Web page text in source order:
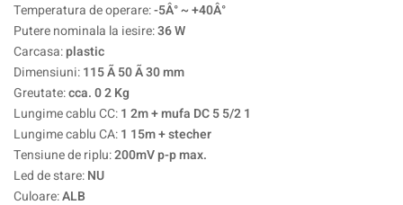
Temperatura de operare:-5Â° ~ +40Â°
Putere nominala la iesire:36 W
Carcasa:plastic
Dimensiuni:115 Ã 50 Ã 30 mm
Greutate:cca. 0 2 Kg
Lungime cablu CC:1 2m + mufa DC 5 5/2 1
Lungime cablu CA:1 15m + stecher
Tensiune de riplu:200mV p-p max.
Led de stare:NU
Culoare:ALB